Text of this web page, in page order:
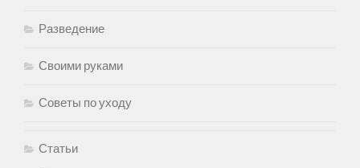
Разведение
Своими руками
Советы по уходу
Статьи